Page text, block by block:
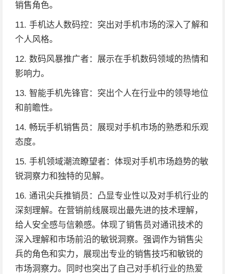
销售角色。
11. 手机达人数码控：突出对手机市场的深入了解和
个人风格。
12. 数码风暴推广者：展示在手机数码领域的热情和
影响力。
13. 智能手机先锋官：突出个人在行业中的领导地位
和前瞻性。
14. 畅玩手机销售员：展现对手机市场的熟悉和乐观
态度。
15. 手机领域潮流瞭望者：体现对手机市场趋势的敏
锐洞察力和独特的见解。
16. 通讯尖兵推销员：凸显专业性以及对手机行业的
深刻理解。在营销前线展现出最先进的技术理解，
给人安全感与信赖感。体现了销售员对通讯技术的
深入理解和市场前沿的敏锐洞察。强调作为销售尖
兵的角色和实力，展现出专业的销售技巧和敏锐的
市场洞察力。同时也突出了自己对手机行业的热爱